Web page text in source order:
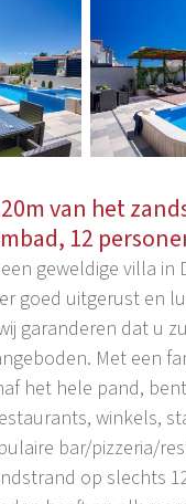
van het
12
een geweldige villa
goed uitgerust en
garanderen dat u
Met een
het hele pand,
winkels,
bar/pizzeria/
op slechts